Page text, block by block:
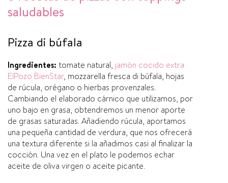
saludables
Pizza di búfala
Ingredientes: tomate natural, jamón cocido extra
ElPozo BienStar, mozzarella fresca di búfala, hojas
de rúcula, orégano o hierbas provenzales.
Cambiando el elaborado cárnico que utilizamos, por
uno bajo en grasa, obtendremos un menor aporte
de grasas saturadas. Añadiendo rúcula, aportamos
una pequeña cantidad de verdura, que nos ofrecerá
una textura diferente si la añadimos casi al finalizar la
cocción. Una vez en el plato le podemos echar
aceite de oliva virgen o aceite picante.